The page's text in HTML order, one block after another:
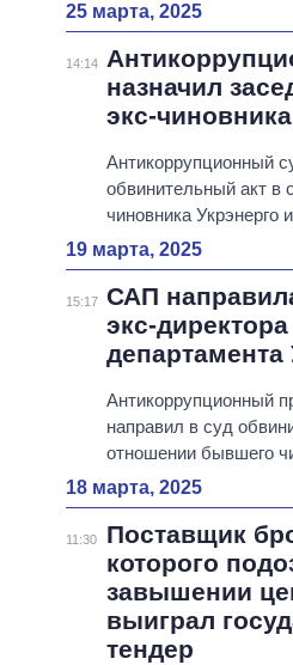
25 марта, 2025
14:14
назначил
экс-
Антикоррупционный
обвинительный акт в
чиновника Укрэнерго
19 марта, 2025
15:17 САП
экс-директора
департамента
Антикоррупционный
направил в суд
отношении бывшего
18 марта, 2025
11:30
Поставщик
которого
завышении
выиграл
тендер